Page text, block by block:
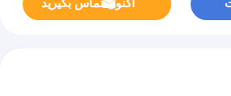
اکنون تماس بگیرید